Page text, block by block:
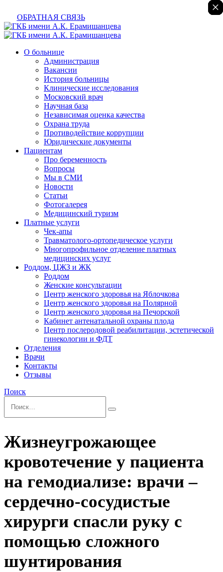
ОБРАТНАЯ СВЯЗЬ
О больнице
Администрация
Вакансии
История больницы
Клинические исследования
Московский врач
Научная база
Независимая оценка качества
Охрана труда
Противодействие коррупции
Юридические документы
Пациентам
Про беременность
Вопросы
Мы в СМИ
Новости
Статьи
Фотогалерея
Медицинский туризм
Платные услуги
Чек-апы
Травматолого-ортопедическое услуги
Многопрофильное отделение платных
медицинских услуг
Роддом, ЦЖЗ и ЖК
Роддом
Женские консультации
Центр женского здоровья на Яблочкова
Центр женского здоровья на Полярной
Центр женского здоровья на Печорской
Кабинет антенатальной охраны плода
Центр послеродовой реабилитации, эстетической
гинекологии и ФДТ
Отделения
Врачи
Контакты
Отзывы
Поиск
Жизнеугрожающее
кровотечение у пациента
на гемодиализе: врачи –
сердечно-сосудистые
хирурги спасли руку с
помощью сложного
шунтирования
×
×
×
×
×